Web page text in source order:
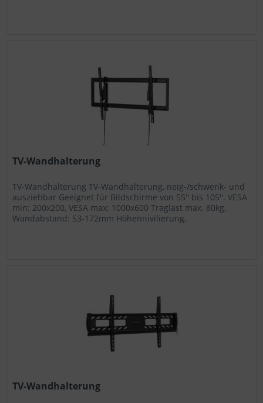
TV-Wandhalterung
TV-Wandhalterung TV-Wandhalterung, neig-/schwenk- und
ausziehbar Geeignet für Bildschirme von 55'' bis 105''. VESA
min: 200x200, VESA max: 1000x600 Traglast max. 80kg,
Wandabstand: 53-172mm Höhennivilierung,
TV-Wandhalterung